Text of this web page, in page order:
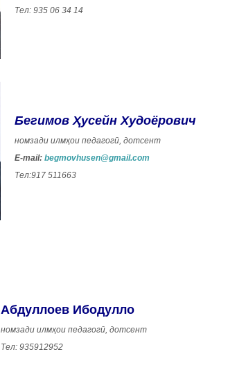
Тел: 935 06 34 14
Бегимов Ҳусейн Худоёрович
номзади илмҳои педагогӣ, дотсент
E-mail: begmovhusen@gmail.com
Тел:917 511663
Абдуллоев Ибодулло
номзади илмҳои педагогӣ, дотсент
Тел: 935912952